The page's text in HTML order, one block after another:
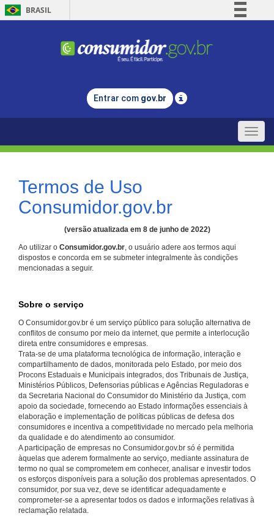
BRASIL
Comunica BR
Legislação
Entrar com gov.br
Toggle
Termos de Uso
Consumidor.gov.br
(versão atualizada em 8 de junho de 2022)
Ao utilizar o Consumidor.gov.br, o usuário adere aos termos aqui
dispostos e concorda em se submeter integralmente às condições
mencionadas a seguir.
Sobre o serviço
O Consumidor.gov.br é um serviço público para solução alternativa de
conflitos de consumo por meio da internet, que permite a interlocução
direta entre consumidores e empresas.
Trata-se de uma plataforma tecnológica de informação, interação e
compartilhamento de dados, monitorada pelo Estado, por meio dos
Procons Estaduais e Municipais integrados, dos Tribunais de Justiça,
Ministérios Públicos, Defensorias públicas e Agências Reguladoras e
da Secretaria Nacional do Consumidor do Ministério da Justiça, com
apoio da sociedade, fornecendo ao Estado informações essenciais à
elaboração e implementação de políticas públicas de defesa dos
consumidores e incentiva a competitividade no mercado pela melhoria
da qualidade e do atendimento ao consumidor.
A participação de empresas no Consumidor.gov.br só é permitida
àquelas que aderem formalmente ao serviço, mediante assinatura de
termo no qual se comprometem em conhecer, analisar e investir todos
os esforços disponíveis para a solução dos problemas apresentados. O
consumidor, por sua vez, deve se identificar adequadamente e
comprometer-se a apresentar todos os dados e informações relativas à
reclamação relatada.